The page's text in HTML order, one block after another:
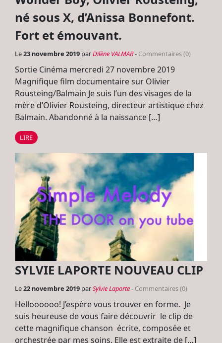
né sous X, d’Anissa Bonnefont.
Fort et émouvant.
Le23 novembre 2019 parDilène VALMAR- Commentaires (0)
Sortie Cinéma mercredi 27 novembre 2019
Magnifique film documentaire sur Olivier
Rousteing/Balmain Je suis l’un des visages de la
mère d’Olivier Rousteing, directeur artistique chez
Balmain. Abandonné à la naissance […]
LIRE
SYLVIE LAPORTE NOUVEAU CLIP
Le22 novembre 2019 parSylvie Laporte- Commentaires (0)
Helloooooo! J’espère vous trouver en forme. Je
suis heureuse de vous faire découvrir le clip de
cette magnifique chanson écrite, composée et
orchestrée par mes soins. Elle est extraite de […]